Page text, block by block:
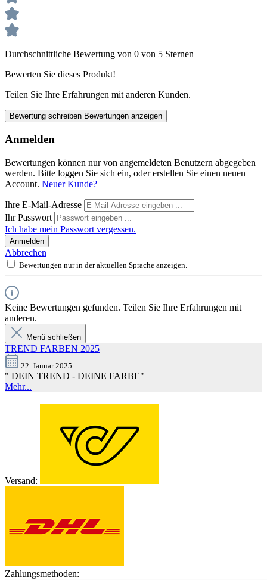
Durchschnittliche Bewertung von 0 von 5 Sternen
Bewerten Sie dieses Produkt!
Teilen Sie Ihre Erfahrungen mit anderen Kunden.
Bewertung schreiben Bewertungen anzeigen
Anmelden
Bewertungen können nur von angemeldeten Benutzern abgegeben
werden. Bitte loggen Sie sich ein, oder erstellen Sie einen neuen
Account. Neuer Kunde?
Ihre E-Mail-Adresse
Ihr Passwort
Ich habe mein Passwort vergessen.
Anmelden
Abbrechen
Bewertungen nur in der aktuellen Sprache anzeigen.
Keine Bewertungen gefunden. Teilen Sie Ihre Erfahrungen mit
anderen.
Menü schließen
TREND FARBEN 2025
22. Januar 2025
" DEIN TREND - DEINE FARBE"
Mehr...
Versand:
Zahlungsmethoden: